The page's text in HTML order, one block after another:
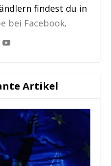
findest du in
bei Facebook.
Artikel